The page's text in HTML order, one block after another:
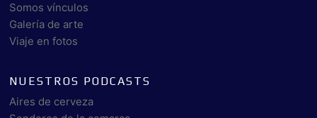
Somos vínculos
Galería de arte
Viaje en fotos
NUESTROS PODCASTS
Aires de cerveza